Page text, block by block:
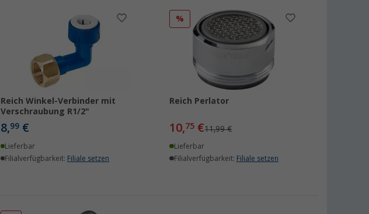
Reich Winkel-Verbinder mit
Verschraubung R1/2"
8,99€
Lieferbar
Filialverfügbarkeit: Filiale setzen
%
Reich Perlator
10,75 €11,99 €
Lieferbar
Filialverfügbarkeit: Filiale setzen